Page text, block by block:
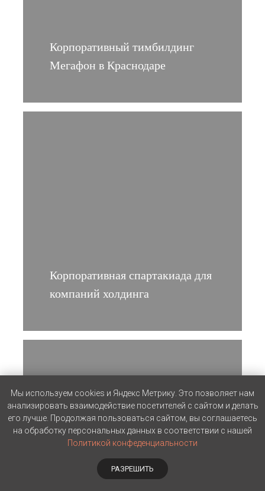
Корпоративный тимбилдинг
Мегафон в Краснодаре
Корпоративная спартакиада для
компаний холдинга
Мы используем cookies и Яндекс Метрику. Это позволяет нам
анализировать взаимодействие посетителей с сайтом и делать
его лучше. Продолжая пользоваться сайтом, вы соглашаетесь
на обработку персональных данных в соответствии с нашей
Политикой конфеденциальности
РАЗРЕШИТЬ